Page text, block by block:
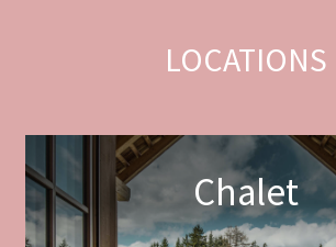
LOCATIONS
Chalet